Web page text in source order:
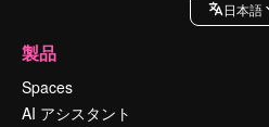
日本語
製品
Spaces
AI アシスタント